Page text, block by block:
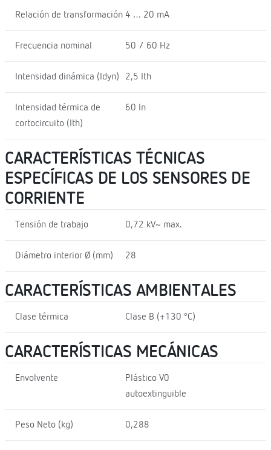
Relación de transformación 4 … 20 mA
Frecuencia nominal 50 / 60 Hz
Intensidad dinámica (Idyn) 2,5 Ith
Intensidad térmica de
cortocircuito (Ith)
60 In
CARACTERÍSTICAS TÉCNICAS
ESPECÍFICAS DE LOS SENSORES DE
CORRIENTE
Tensión de trabajo 0,72 kV~ max.
Diámetro interior Ø (mm) 28
CARACTERÍSTICAS AMBIENTALES
Clase térmica Clase B (+130 ºC)
CARACTERÍSTICAS MECÁNICAS
Envolvente
Plástico V0
autoextinguible
Peso Neto (kg) 0,288